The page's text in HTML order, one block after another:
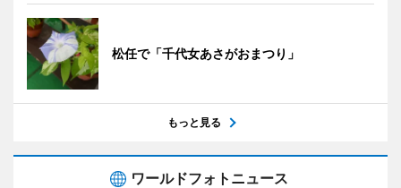
松任で「千代女あさがおまつり」
もっと見る
ワールドフォトニュース